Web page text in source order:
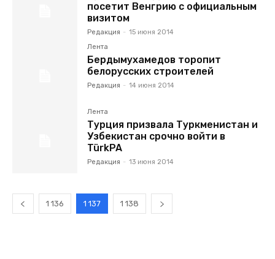
посетит Венгрию с официальным
визитом
Редакция - 15 июня 2014
Лента
Бердымухамедов торопит
белорусских строителей
Редакция - 14 июня 2014
Лента
Турция призвала Туркменистан и
Узбекистан срочно войти в
TürkPA
Редакция - 13 июня 2014
1 136 1 137 1 138